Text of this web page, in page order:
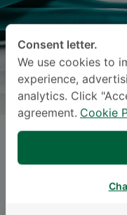
SARITHA
Consent letter.
We use cookies to
experience,
analytics. Click
agreement. Cookie